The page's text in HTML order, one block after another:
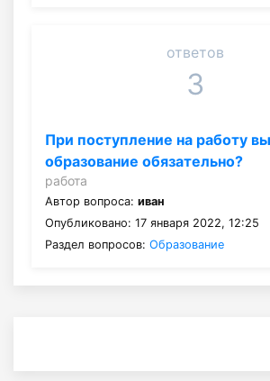
ответов
3
При поступление на работу
образование обязательно?
работа
Автор вопроса: иван
Опубликовано: 17 января 2022, 12:25
Раздел вопросов: Образование